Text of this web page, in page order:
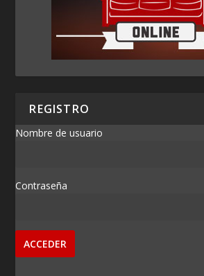
REGISTRO
Nombre de usuario
Contraseña